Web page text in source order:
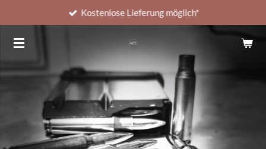
springen
Kostenlose Lieferung möglich*